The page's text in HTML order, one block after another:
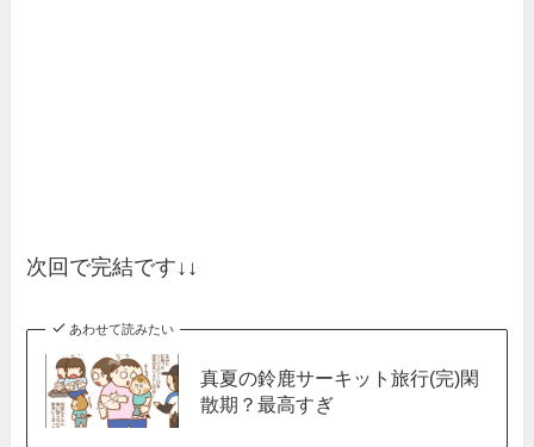
次回で完結です↓↓
あわせて読みたい
真夏の鈴鹿サーキット旅行(完)閑
散期？最高すぎ